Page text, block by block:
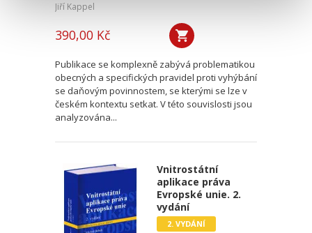
Jiří Kappel
390,00 Kč
Publikace se komplexně zabývá problematikou
obecných a specifických pravidel proti vyhýbání
se daňovým povinnostem, se kterými se lze v
českém kontextu setkat. V této souvislosti jsou
analyzována...
Vnitrostátní
aplikace práva
Evropské unie. 2.
vydání
2. VYDÁNÍ